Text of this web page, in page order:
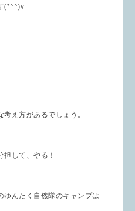
(*^^)v
え方があるでしょう。
して、やる！
ゆんたく自然隊のキャンプは